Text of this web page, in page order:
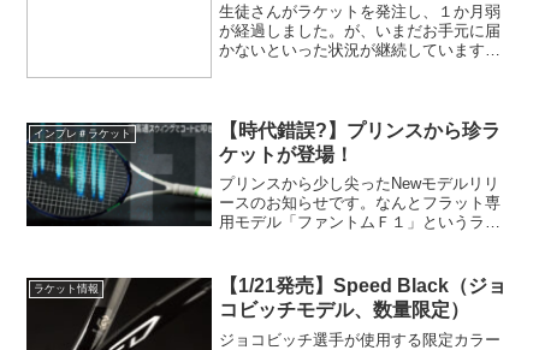
生徒さんがラケットを発注し、１か月弱
が経過しました。が、いまだお手元に届
かないといった状況が継続しています。
インプレ＃ラケット
【時代錯誤?】プリンスから珍ラ
ケットが登場！
プリンスから少し尖ったNewモデルリリ
ースのお知らせです。なんとフラット専
用モデル「ファントムＦ１」というラケ
かのフラット専用！潔い逆行感ですねｗ
ラケット情報
【1/21発売】Speed Black（ジョ
コビッチモデル、数量限定）
ジョコビッチ選手が使用する限定カラー